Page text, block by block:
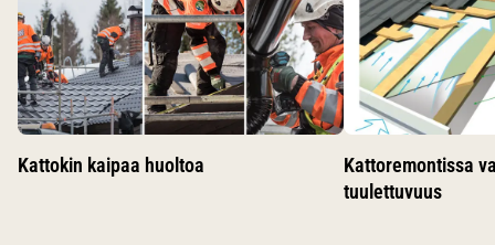
Kattokin kaipaa huoltoa
Kattoremontissa
tuulettuvuus